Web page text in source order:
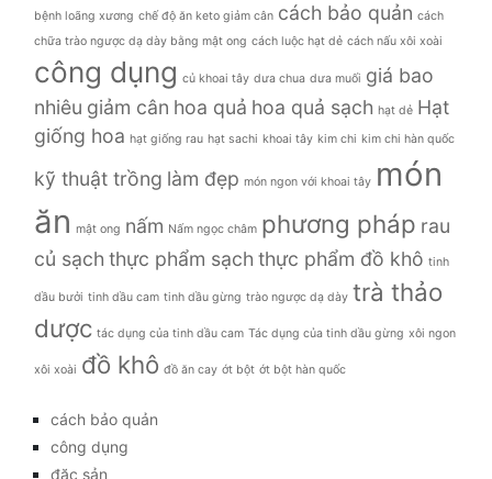
bệnh loãng xương chế độ ăn keto giảm cân cách bảo quản cách
chữa trào ngược dạ dày bằng mật ong cách luộc hạt dẻ cách nấu xôi xoài
công dụng củ khoai tây dưa chua dưa muối giá bao
nhiêu giảm cân hoa quả hoa quả sạch hạt dẻ Hạt
giống hoa hạt giống rau hạt sachi khoai tây kim chi kim chi hàn quốc
kỹ thuật trồng làm đẹp món ngon với khoai tây món
ăn mật ong nấm Nấm ngọc châm phương pháp rau
củ sạch thực phẩm sạch thực phẩm đồ khô tinh
dầu bưởi tinh dầu cam tinh dầu gừng trào ngược dạ dày trà thảo
dược tác dụng của tinh dầu cam Tác dụng của tinh dầu gừng xôi ngon
xôi xoài đồ khô đồ ăn cay ớt bột ớt bột hàn quốc
cách bảo quản
công dụng
đặc sản